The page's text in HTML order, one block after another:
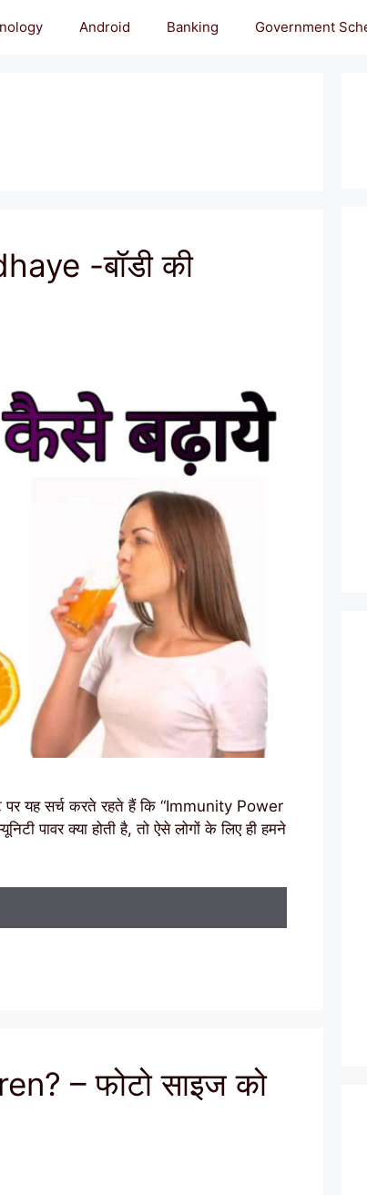
Android Banking Government
-बॉडी की
पर यह सर्च करते रहते हैं कि “Immunity Power
पावर क्या होती है, तो ऐसे लोगों के लिए ही हमने
– फोटो साइज को